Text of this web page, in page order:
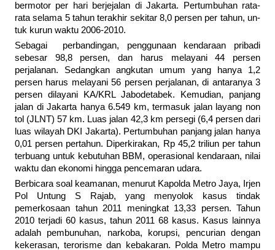
bermotor per hari berjejalan di Jakarta. Pertumbuhan ra­ta-
rata selama 5 tahun ter­akhir sekitar 8,0 persen per tahun, un­
tuk kurun waktu 2006-2010.
Sebagai perbandingan, peng­gu­­naan kendaraan pribadi
sebesar 98,8 persen, dan harus melayani 44 persen
perjalanan. Sedangkan angkutan umum yang hanya 1,2
persen ha­rus melayani 56 persen per­jala­nan, di antaranya 3
persen dila­yani KA/KRL Jabodetabek. Kemudian, panjang
jalan di Jakarta hanya 6.549 km, terma­suk jalan layang non
tol (JLNT) 57 km. Luas jalan 42,3 km persegi (6,4 persen dari
luas wilayah DKI Jakarta). Pertumbuhan panjang jalan hanya
0,01 persen pertahun. Diperki­rakan, Rp 45,2 triliun per tahun
terbuang untuk kebu­tuhan BBM, operasional kenda­raan, ni­lai
waktu dan ekonomi hingga pencemaran udara.
Berbicara soal keamanan, menurut Kapolda Metro Jaya, Irjen
Pol Untung S Rajab, yang menyolok kasus tindak
pemerkosaan tahun 2011 meningkat 13,33 persen. Tahun
2010 terjadi 60 kasus, tahun 2011 68 kasus. Kasus lainnya
adalah pembunuhan, narkoba, korupsi, pencurian dengan
kekerasan, terorisme dan kebakaran. Polda Metro mampu